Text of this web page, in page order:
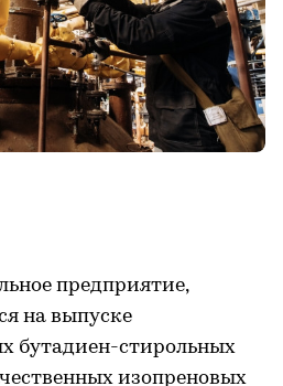
предприятие,
на выпуске
бутадиен-стирольных
изопреновых